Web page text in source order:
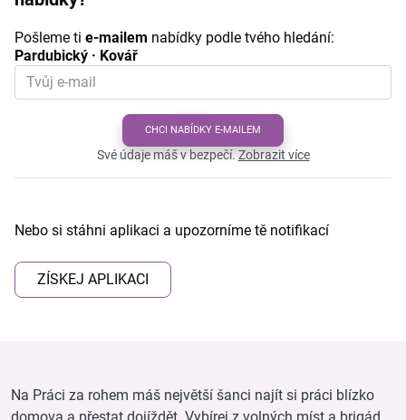
Pošleme ti e-mailem nabídky podle tvého hledání:
Pardubický · Kovář
CHCI NABÍDKY E-MAILEM
Své údaje máš v bezpečí.Zobrazit více
Nebo si stáhni aplikaci a upozorníme tě notifikací
ZÍSKEJ APLIKACI
Na Práci za rohem máš největší šanci najít si práci blízko
domova a přestat dojíždět. Vybírej z volných míst a brigád